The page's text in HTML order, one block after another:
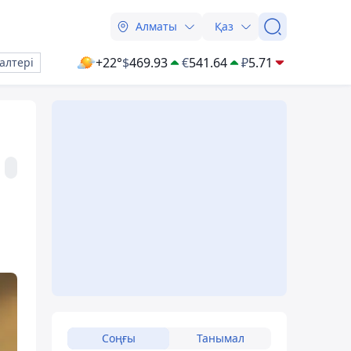
Алматы Қаз
+22°$469.93 €541.64 ₽5.71
Соңғы Танымал